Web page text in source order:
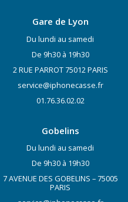
Gare de Lyon
Du lundi au samedi
De 9h30 à 19h30
2 RUE PARROT 75012 PARIS
service@iphonecasse.fr
01.76.36.02.02
Gobelins
Du lundi au samedi
De 9h30 à 19h30
7 AVENUE DES GOBELINS – 75005
PARIS